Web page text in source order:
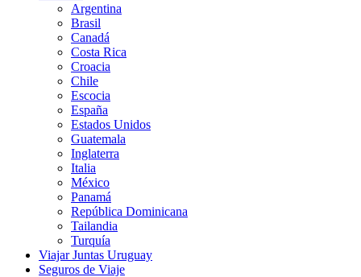
Argentina
Brasil
Canadá
Costa Rica
Croacia
Chile
Escocia
España
Estados Unidos
Guatemala
Inglaterra
Italia
México
Panamá
República Dominicana
Tailandia
Turquía
Viajar Juntas Uruguay
Seguros de Viaje